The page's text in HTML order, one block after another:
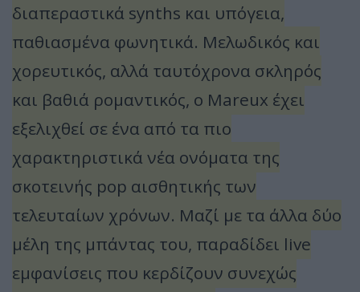
διαπεραστικά synths και υπόγεια,
παθιασμένα φωνητικά. Μελωδικός και
χορευτικός, αλλά ταυτόχρονα σκληρός
και βαθιά ρομαντικός, ο Mareux έχει
εξελιχθεί σε ένα από τα πιο
χαρακτηριστικά νέα ονόματα της
σκοτεινής pop αισθητικής των
τελευταίων χρόνων. Μαζί με τα άλλα δύο
μέλη της μπάντας του, παραδίδει live
εμφανίσεις που κερδίζουν συνεχώς